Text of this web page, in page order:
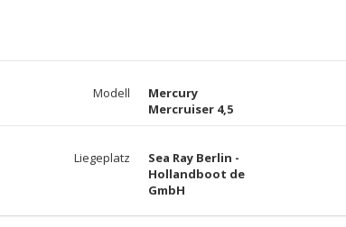
Modell
Mercury
Mercruiser 4,5
Liegeplatz
Sea Ray Berlin -
Hollandboot de
GmbH